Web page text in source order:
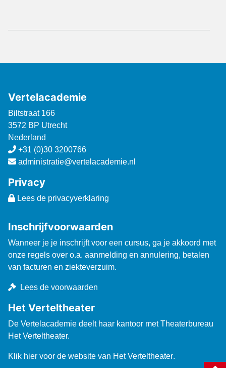
Vertelacademie
Biltstraat 166
3572 BP Utrecht
Nederland
+31 (0)30 3200766
administratie@vertelacademie.nl
Privacy
Lees de privacyverklaring
Inschrijfvoorwaarden
Wanneer je je inschrijft voor een cursus, ga je akkoord met
onze regels over o.a. aanmelding en annulering, betalen
van facturen en ziekteverzuim.
Lees de voorwaarden
Het Verteltheater
De Vertelacademie deelt haar kantoor met Theaterbureau
Het Verteltheater.
Klik hier voor de website van Het Verteltheater.